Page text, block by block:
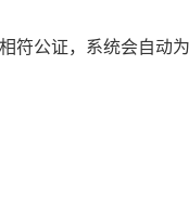
符公证，系统会自动